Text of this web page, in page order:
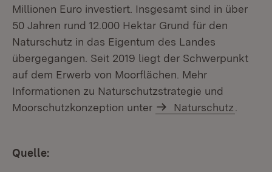
Millionen Euro investiert. Insgesamt sind in über
50 Jahren rund 12.000 Hektar Grund für den
Naturschutz in das Eigentum des Landes
übergegangen. Seit 2019 liegt der Schwerpunkt
auf dem Erwerb von Moorflächen. Mehr
Informationen zu Naturschutzstrategie und
Moorschutzkonzeption unter
Naturschutz
Quelle: